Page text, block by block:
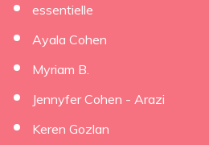
essentielle
Ayala Cohen
Myriam B.
Jennyfer Cohen - Arazi
Keren Gozlan